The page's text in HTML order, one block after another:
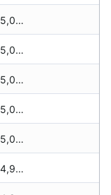
15,000 zł
15,000 zł
15,000 zł
15,000 zł
15,000 zł
14,965 zł